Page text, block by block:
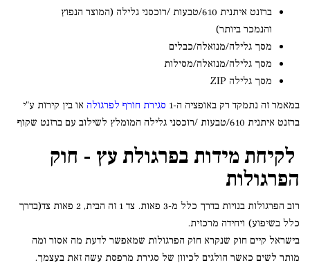
ברזנט איתנית 610/טבעות /רוכסני גלילה (המוצר הנפוץ
והנמכר ביותר)
מסך גלילה/מנואלה/כבלים
מסך גלילה/מנואלה/מסילות
מסך גלילה ZIP
במאמר זה נתמקד רק באופציה ה-1 סגירת חורף לפרגולה או בין קירות ע"י
ברזנט איתנית 610/טבעות /רוכסני גלילה המומלץ לשילוב עם ברזנט שקוף
לקיחת מידות בפרגולת עץ - חוק
הפרגולות
רוב הפרגולות בנויות בדרך כלל מ-3 פאות. צד 1 זה הבית, 2 פאות צד(בדרך
כלל בשיפוע) ויחידה מרכזית.
בישראל קיים חוק שנקרא חוק הפרגולות שמאפשר לדעת מה אסור ומה
מותר לשים כאשר הולגים לכיוון של סגירת מרפסת עשה זאת בעצמך.